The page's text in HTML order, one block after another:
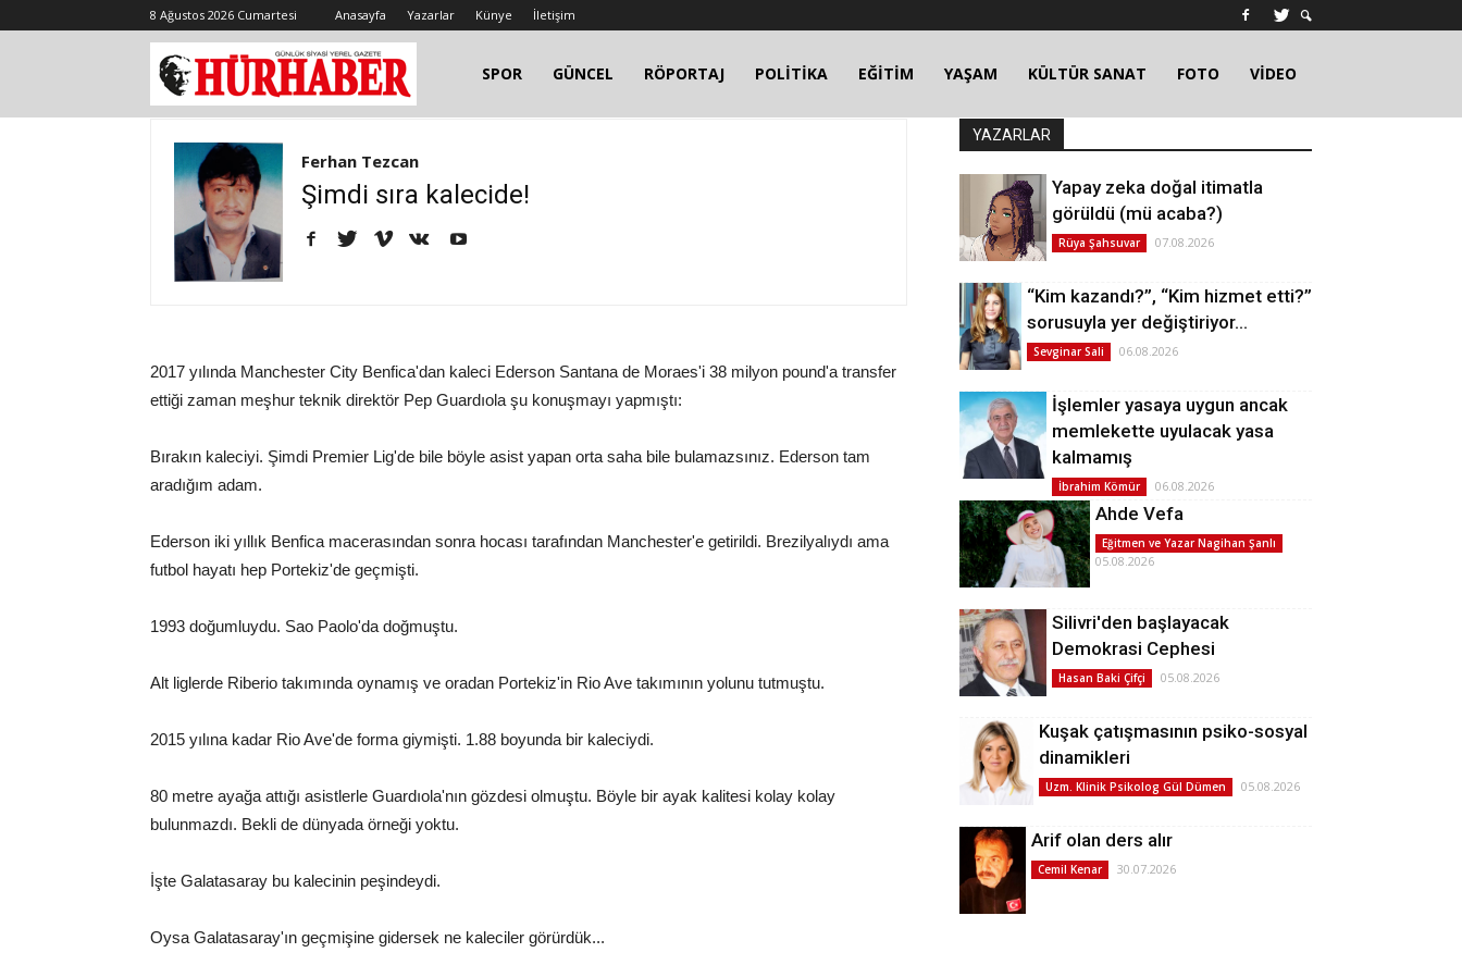
8 Ağustos 2026 Cumartesi Anasayfa Yazarlar Künye İletişim
SPOR GÜNCEL RÖPORTAJ POLİTİKA EĞİTİM YAŞAM KÜLTÜR SANAT FOTO VİDEO
Ferhan Tezcan
Şimdi sıra kalecide!
2017 yılında Manchester City Benfica'dan kaleci Ederson Santana de Moraes'i 38 milyon pound'a transfer
ettiği zaman meşhur teknik direktör Pep Guardıola şu konuşmayı yapmıştı:
Bırakın kaleciyi. Şimdi Premier Lig'de bile böyle asist yapan orta saha bile bulamazsınız. Ederson tam
aradığım adam.
Ederson iki yıllık Benfica macerasından sonra hocası tarafından Manchester'e getirildi. Brezilyalıydı ama
futbol hayatı hep Portekiz'de geçmişti.
1993 doğumluydu. Sao Paolo'da doğmuştu.
Alt liglerde Riberio takımında oynamış ve oradan Portekiz'in Rio Ave takımının yolunu tutmuştu.
2015 yılına kadar Rio Ave'de forma giymişti. 1.88 boyunda bir kaleciydi.
80 metre ayağa attığı asistlerle Guardıola'nın gözdesi olmuştu. Böyle bir ayak kalitesi kolay kolay
bulunmazdı. Bekli de dünyada örneği yoktu.
İşte Galatasaray bu kalecinin peşindeydi.
Oysa Galatasaray'ın geçmişine gidersek ne kaleciler görürdük...
YAZARLAR
Yapay zeka doğal itimatla
görüldü (mü acaba?)
Rüya Şahsuvar 07.08.2026
“Kim kazandı?”, “Kim hizmet etti?”
sorusuyla yer değiştiriyor…
Sevginar Sali 06.08.2026
İşlemler yasaya uygun ancak
memlekette uyulacak yasa
kalmamış
İbrahim Kömür 06.08.2026
Ahde Vefa
Eğitmen ve Yazar Nagihan Şanlı
05.08.2026
Silivri'den başlayacak
Demokrasi Cephesi
Hasan Baki Çifçi 05.08.2026
Kuşak çatışmasının psiko-sosyal
dinamikleri
Uzm. Klinik Psikolog Gül Dümen 05.08.2026
Arif olan ders alır
Cemil Kenar 30.07.2026